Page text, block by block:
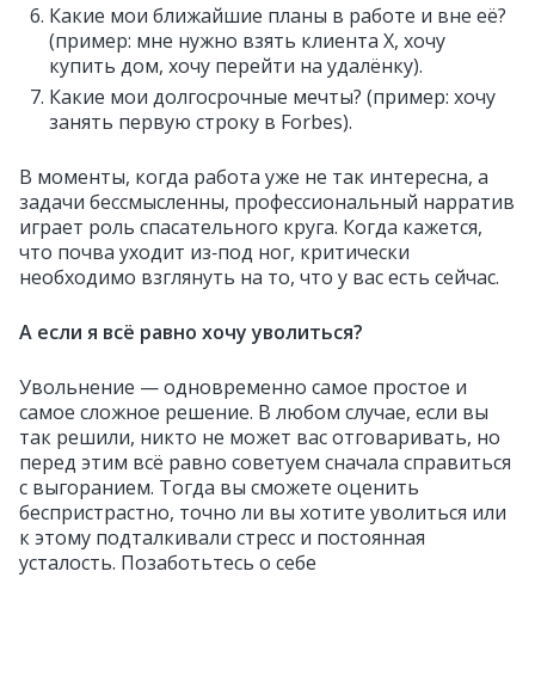
Какие мои ближайшие планы в работе и вне её?
(пример: мне нужно взять клиента X, хочу
купить дом, хочу перейти на удалёнку).
Какие мои долгосрочные мечты? (пример: хочу
занять первую строку в Forbes).
В моменты, когда работа уже не так интересна, а
задачи бессмысленны, профессиональный нарратив
играет роль спасательного круга. Когда кажется,
что почва уходит из‑под ног, критически
необходимо взглянуть на то, что у вас есть сейчас.
А если я всё равно хочу уволиться?
Увольнение — одновременно самое простое и
самое сложное решение. В любом случае, если вы
так решили, никто не может вас отговаривать, но
перед этим всё равно советуем сначала справиться
с выгоранием. Тогда вы сможете оценить
беспристрастно, точно ли вы хотите уволиться или
к этому подталкивали стресс и постоянная
усталость. Позаботьтесь о себе